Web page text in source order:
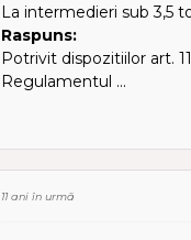
La intermedieri sub 3,5
Raspuns:
Potrivit dispozitiilor art.
Regulamentul ...
11 ani în urmă